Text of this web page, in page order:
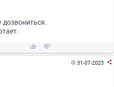
дозвониться.
 
31-07-2023 